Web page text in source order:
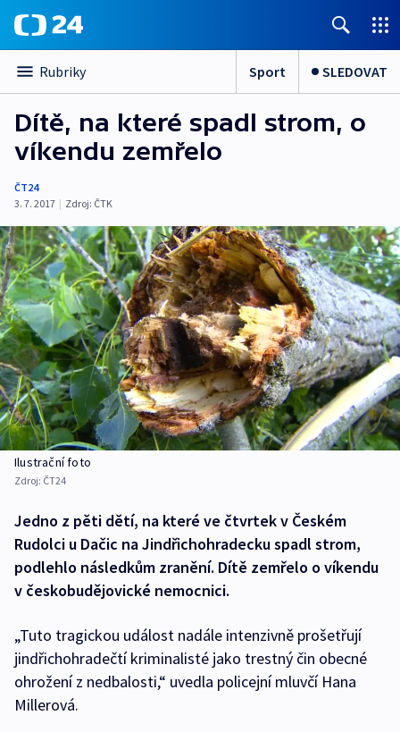
Rubriky Sport SLEDOVAT
Dítě, na které spadl strom, o
víkendu zemřelo
ČT24
3. 7. 2017 | Zdroj: ČTK
Ilustrační foto
Zdroj: ČT24
Jedno z pěti dětí, na které ve čtvrtek v Českém
Rudolci u Dačic na Jindřichohradecku spadl strom,
podlehlo následkům zranění. Dítě zemřelo o víkendu
v českobudějovické nemocnici.
„Tuto tragickou událost nadále intenzivně prošetřují
jindřichohradečtí kriminalisté jako trestný čin obecné
ohrožení z nedbalosti,“ uvedla policejní mluvčí Hana
Millerová.